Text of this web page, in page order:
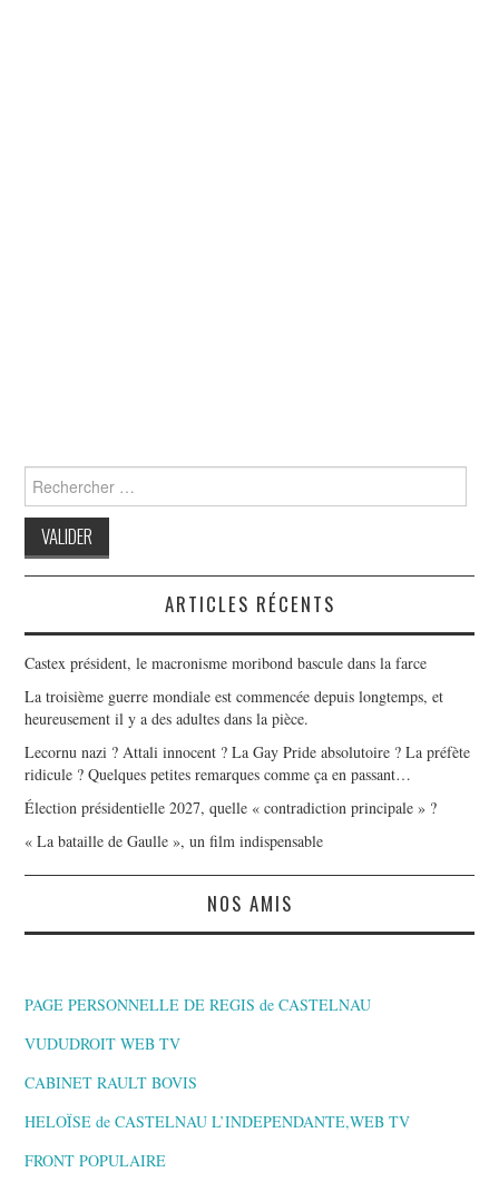
Search
for:
ARTICLES RÉCENTS
Castex président, le macronisme moribond bascule dans la farce
La troisième guerre mondiale est commencée depuis longtemps, et
heureusement il y a des adultes dans la pièce.
Lecornu nazi ? Attali innocent ? La Gay Pride absolutoire ? La préfète
ridicule ? Quelques petites remarques comme ça en passant…
Élection présidentielle 2027, quelle « contradiction principale » ?
« La bataille de Gaulle », un film indispensable
NOS AMIS
PAGE PERSONNELLE DE REGIS de CASTELNAU
VUDUDROIT WEB TV
CABINET RAULT BOVIS
HELOÏSE de CASTELNAU L’INDEPENDANTE,WEB TV
FRONT POPULAIRE